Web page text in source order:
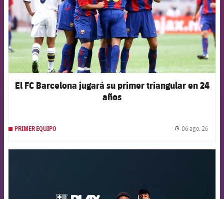
El FC Barcelona jugará su primer triangular en 24
años
PRIMER EQUIPO 06 ago. 26